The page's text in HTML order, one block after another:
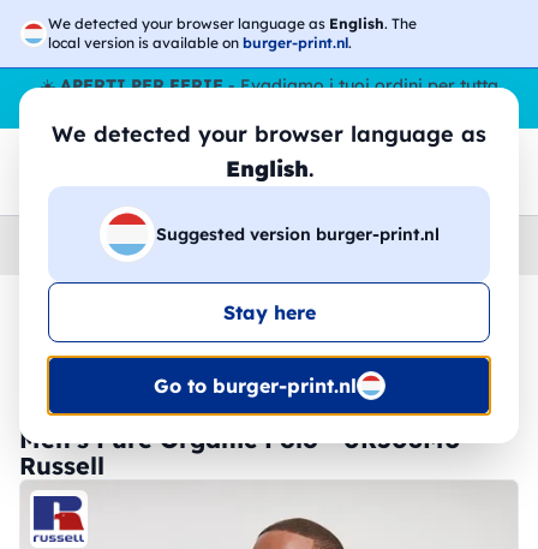
We detected your browser language as English. The
local version is available on burger-print.nl.
We detected your browser language as
English.
Suggested version burger-print.nl
Stay here
Go to burger-print.nl
☀️APERTI PER FERIE- Evadiamo i tuoi ordini per tutta
Polo › Uomo
🔥 -30% Stampa DTF
Men's Pure Organic Polo - 0R508M0 -
Russell